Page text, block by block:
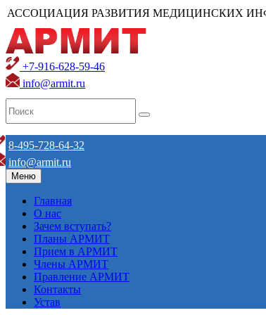
АССОЦИАЦИЯ РАЗВИТИЯ МЕДИЦИНСКИХ
+7-916-628-59-46
info@armit.ru
8-495-728-64-32
info@armit.ru
Меню
Главная
О нас
Зачем вступать?
Планы АРМИТ
Прием в АРМИТ
Члены АРМИТ
Правление АРМИТ
Контакты
Устав